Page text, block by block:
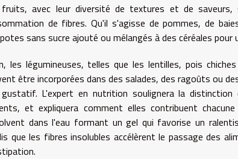
avec leur diversité de textures et de saveurs,
de fibres. Qu'il s'agisse de pommes, de
sans sucre ajouté ou mélangés à des céréales
les légumineuses, telles que les lentilles, pois
être incorporées dans des salades, des ragoûts ou
L'expert en nutrition soulignera la
et expliquera comment elles contribuent
dans l'eau formant un gel qui favorise un
que les fibres insolubles accélèrent le passage des